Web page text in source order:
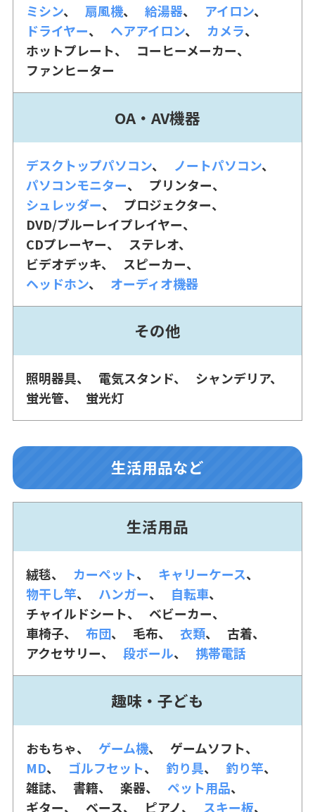
ミシン 扇風機 給湯器
アイロン
ドライヤー
ヘアアイロン
カメラ
ホットプレート
コーヒーメーカー
ファンヒーター
OA・AV機器
デスクトップパソコン
ノートパソコン
パソコンモニター
プリンター
シュレッダー
プロジェクター
DVD/ブルーレイプレイヤー
CDプレーヤー
ステレオ
ビデオデッキ
スピーカー
ヘッドホン
オーディオ機器
その他
照明器具 電気スタンド
シャンデリア
蛍光管
蛍光灯
生活用品など
生活用品
絨毯 カーペット
キャリーケース
物干し竿
ハンガー
自転車
チャイルドシート
ベビーカー
車椅子
布団 毛布 衣類
古着
アクセサリー
段ボール 携帯電話
趣味・子ども
おもちゃ ゲーム機
ゲームソフト
MD
ゴルフセット 釣り具
釣り竿
雑誌
書籍 楽器
ペット用品
ギター
ベース ピアノ スキー板